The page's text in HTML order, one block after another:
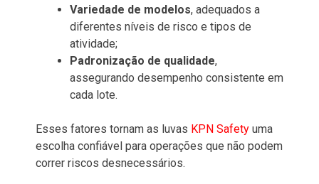
Variedade de modelos, adequados a
diferentes níveis de risco e tipos de
atividade;
Padronização de qualidade,
assegurando desempenho consistente em
cada lote.
Esses fatores tornam as luvas KPN Safety uma
escolha confiável para operações que não podem
correr riscos desnecessários.